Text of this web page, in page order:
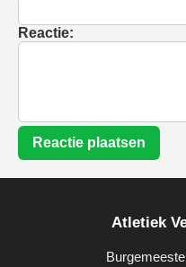
Reactie:
Reactie plaatsen
Atletiek